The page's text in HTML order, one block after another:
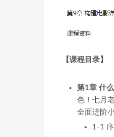
【课程目录】
第1章 什
色！七月
全面进阶
1-1